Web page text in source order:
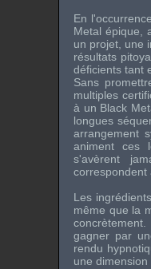
En
Metal épique,
un projet, une
résultats
déficients tant
Sans
multiples
à un Black
longues
arrangement
animent ces
s'avèrent
correspondent
Les
même que la
gagner par
rendu
une dimension